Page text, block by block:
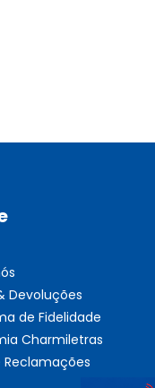
Devoluções
de Fidelidade
Charmiletras
Reclamações